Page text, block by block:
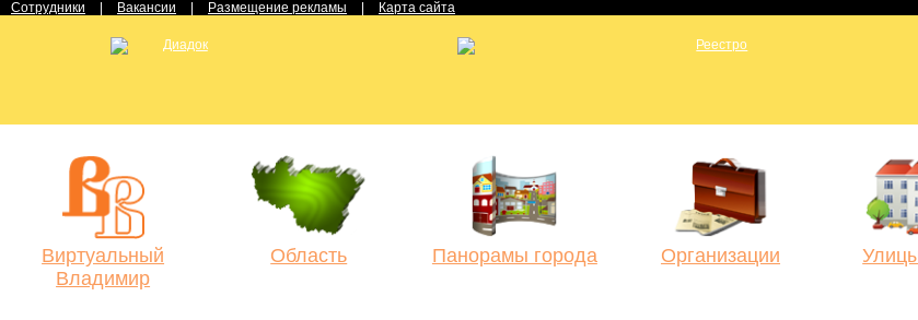
Сотрудники Вакансии Размещение рекламы Карта сайта
Виртуальный
Владимир
Область Панорамы города Организации